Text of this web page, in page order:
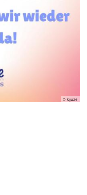
© kijuze